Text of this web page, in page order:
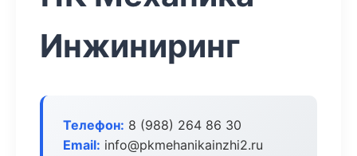
Инжиниринг
Телефон: 8 (988) 264 86 30
Email: info@pkmehanikainzhi2.ru